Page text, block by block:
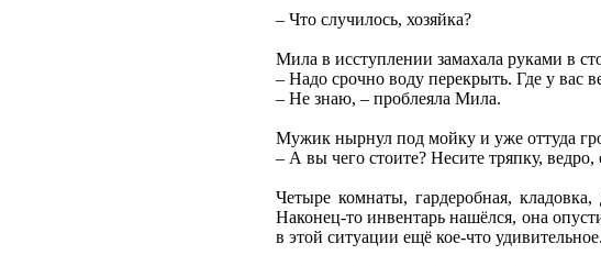
– Что случилось, хозяйка?
Мила в исступлении замахала руками в
– Надо срочно воду перекрыть. Где у вас
– Не знаю, – проблеяла Мила.
Мужик нырнул под мойку и уже оттуда
– А вы чего стоите? Несите тряпку, ведро,
Четыре комнаты, гардеробная,
Наконец-то инвентарь нашёлся, она
в этой ситуации ещё кое-что удивительное.